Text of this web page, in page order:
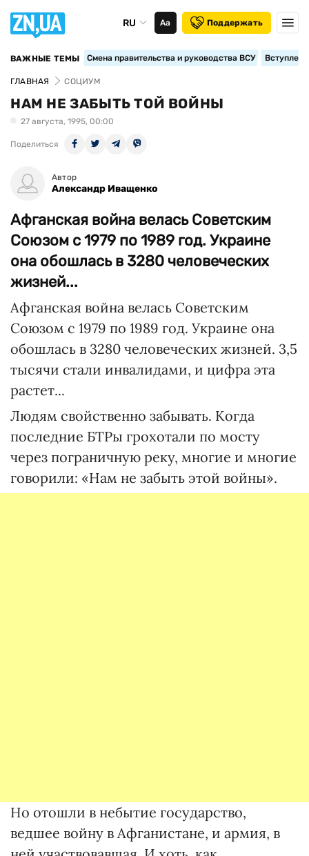
RU Аа Поддержать
ВАЖНЫЕ ТЕМЫ Смена правительства и руководства ВСУ
ГЛАВНАЯ СОЦИУМ
НАМ НЕ ЗАБЫТЬ ТОЙ ВОЙНЫ
27 августа, 1995, 00:00
Поделиться
Автор
Александр Иващенко
Афганская война велась Советским
Союзом с 1979 по 1989 год. Украине
она обошлась в 3280 человеческих
жизней...
Афганская война велась Советским
Союзом с 1979 по 1989 год. Украине она
обошлась в 3280 человеческих жизней. 3,5
тысячи стали инвалидами, и цифра эта
растет...
Людям свойственно забывать. Когда
последние БТРы грохотали по мосту
через пограничную реку, многие и многие
говорили: «Нам не забыть этой войны».
Но отошли в небытие государство,
ведшее войну в Афганистане, и армия, в